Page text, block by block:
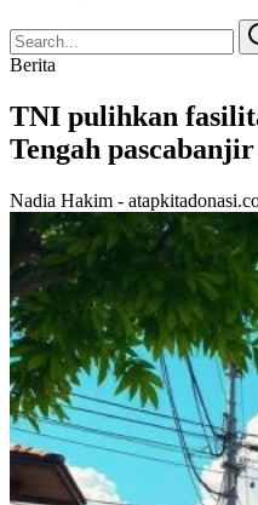
Search
for:
Berita
TNI pulihkan
Tengah
Nadia Hakim -